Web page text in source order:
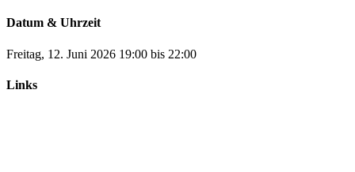
Datum & Uhrzeit
Freitag, 12. Juni 2026 19:00 bis 22:00
Links